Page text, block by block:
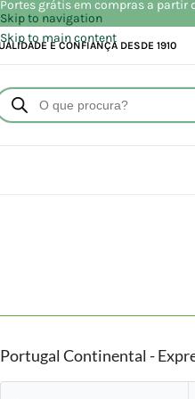
Skip to navigation
Skip to main content
E CONFIANÇA DESDE 1910
Portugal Continental -
Portes grátis em compras a partir